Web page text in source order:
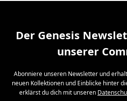
Der Genesis
unserer
Abonniere unseren Newsletter und
neuen Kollektionen und Einblicke hinter
erklärst du dich mit unseren